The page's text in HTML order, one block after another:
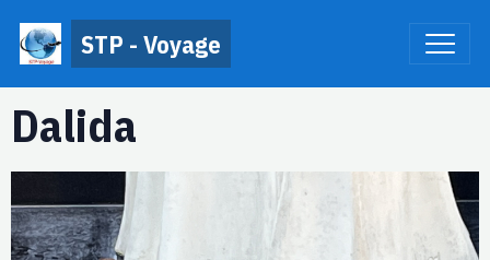
STP - Voyage
Dalida